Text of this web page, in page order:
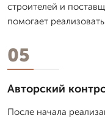
строителей и
помогает
05
Авторский
После начала